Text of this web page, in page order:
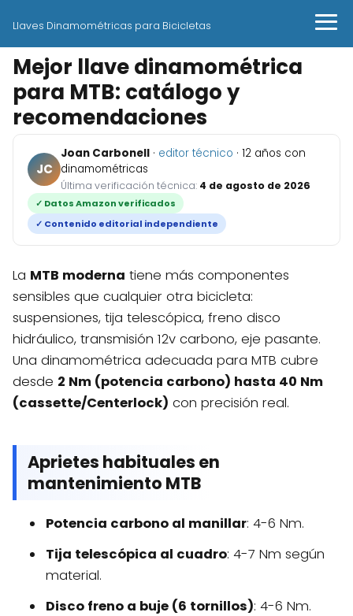
Llaves Dinamométricas para Bicicletas
Mejor llave dinamométrica
para MTB: catálogo y
recomendaciones
JC
Joan Carbonell · editor técnico · 12 años con
dinamométricas
Última verificación técnica: 4 de agosto de 2026
✓ Datos Amazon verificados
✓ Contenido editorial independiente
La MTB moderna tiene más componentes
sensibles que cualquier otra bicicleta:
suspensiones, tija telescópica, freno disco
hidráulico, transmisión 12v carbono, eje pasante.
Una dinamométrica adecuada para MTB cubre
desde 2 Nm (potencia carbono) hasta 40 Nm
(cassette/Centerlock) con precisión real.
Aprietes habituales en
mantenimiento MTB
Potencia carbono al manillar: 4-6 Nm.
Tija telescópica al cuadro: 4-7 Nm según
material.
Disco freno a buje (6 tornillos): 4-6 Nm.